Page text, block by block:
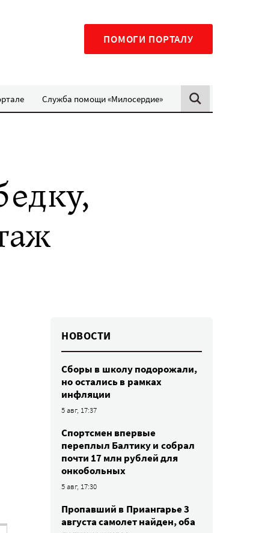
ПОМОГИ ПОРТАЛУ
Служба помощи «Милосердие»
НОВОСТИ
Сборы в школу подорожали,
но остались в рамках
инфляции
5 авг, 17:37
Спортсмен впервые
переплыл Балтику и собрал
почти 17 млн рублей для
онкобольных
5 авг, 17:30
Пропавший в Приангарье 3
августа самолет найден, оба